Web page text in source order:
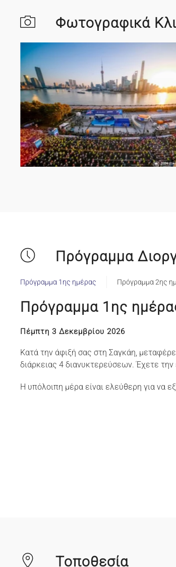
Φωτογραφικά
Πρόγραμμα
Πρόγραμμα 1ης ημέρας Πρόγραμμα 2ης
Πρόγραμμα 1ης
Πέμπτη 3 Δεκεμβρίου 2026
Κατά την άφιξή σας στη Σαγκάη,
διάρκειας 4 διανυκτερεύσεων. Έχετε
Η υπόλοιπη μέρα είναι ελεύθερη για να
Τοποθεσία